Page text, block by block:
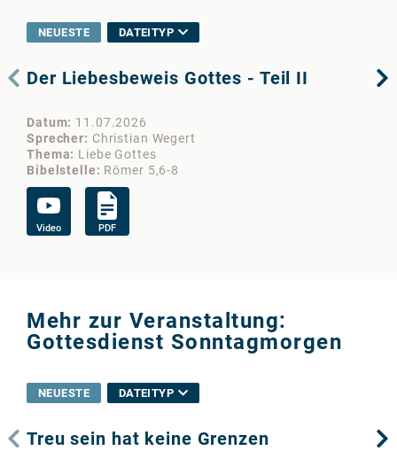
NEUESTE DATEITYP
Der Liebesbeweis Gottes - Teil II
Datum
11.07.2026
Sprecher
Christian Wegert
Thema
Liebe Gottes
Bibelstelle
Römer 5,6-8
Video PDF
Mehr zur Veranstaltung:
Gottesdienst Sonntagmorgen
NEUESTE DATEITYP
Treu sein hat keine Grenzen